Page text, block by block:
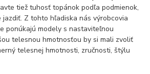
tiež tuhosť topánok podľa podmienok,
Z tohto hľadiska nás výrobcovia
ponúkajú modely s nastaviteľnou
telesnou hmotnosťou by si mali zvoliť
telesnej hmotnosti, zručnosti, štýlu